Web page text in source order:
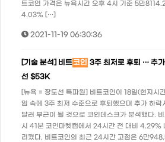
트코인 가격은 뉴욕시간 오후 4시 기준 5만
4.03% […]
2021-11-19 06:30:36
[기술 분석] 비트코인 3주 최저로 후퇴 … 추
선 $53K
[뉴욕 = 장도선 특파원] 비트코인이 18일(현지시
임 속에 3주 최저 수준으로 후퇴했으며 추가 하
달러 부근이 될 것으로 코인데스크가 분석했다.
시 41분 코인마켓캡에서 24시간 전 대비
리켰다. 비트코인의 최근 24시간 고점은 6만